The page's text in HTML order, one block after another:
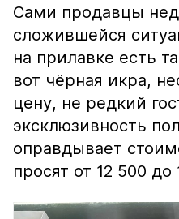
Сами продавцы
сложившейся
на прилавке есть
вот чёрная икра,
цену, не редкий
эксклюзивность
оправдывает
просят от 12 500